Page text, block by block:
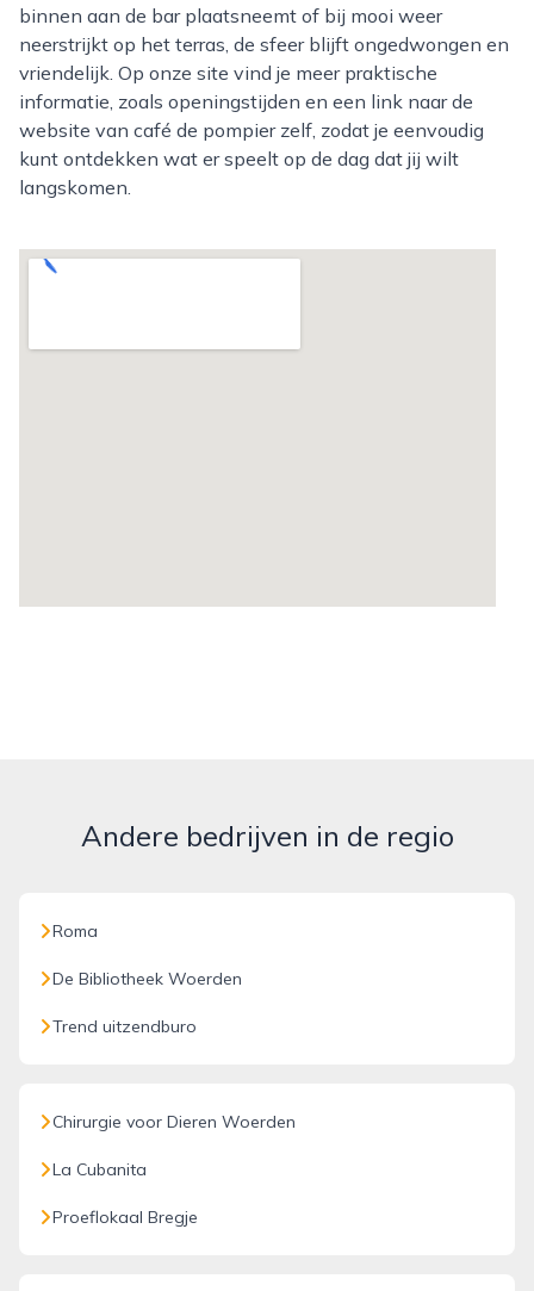
binnen aan de bar plaatsneemt of bij mooi weer
neerstrijkt op het terras, de sfeer blijft ongedwongen en
vriendelijk. Op onze site vind je meer praktische
informatie, zoals openingstijden en een link naar de
website van café de pompier zelf, zodat je eenvoudig
kunt ontdekken wat er speelt op de dag dat jij wilt
langskomen.
Andere bedrijven in de regio
Roma
De Bibliotheek Woerden
Trend uitzendburo
Chirurgie voor Dieren Woerden
La Cubanita
Proeflokaal Bregje